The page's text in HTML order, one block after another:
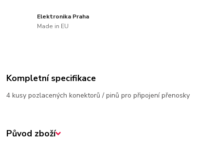
Elektronika Praha
Made in EU
Kompletní specifikace
4 kusy pozlacených konektorů / pinů pro připojení přenosky
Původ zboží